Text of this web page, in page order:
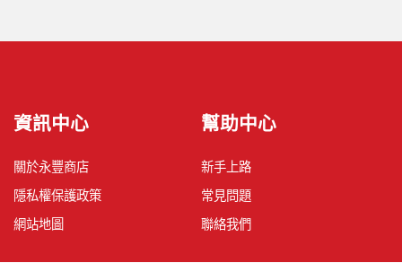
資訊中心
關於永豐商店
隱私權保護政策
網站地圖
幫助中心
新手上路
常見問題
聯絡我們